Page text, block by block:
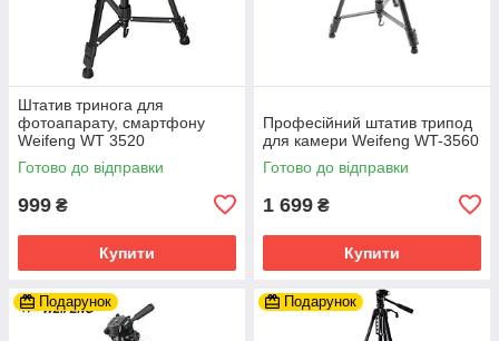
Штатив тринога для
фотоапарату, смартфону
Weifeng WT 3520
Готово до відправки
999 ₴
Купити
Професійний штатив трипод
для камери Weifeng WT-3560
Готово до відправки
1 699 ₴
Купити
Подарунок Подарунок